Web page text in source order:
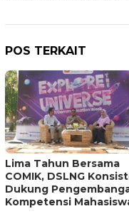
POS TERKAIT
Lima Tahun Bersama
COMIK, DSLNG
Dukung
Kompetensi